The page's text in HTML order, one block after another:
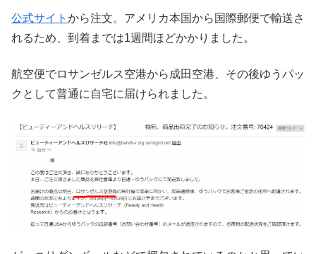
公式サイト から注文。アメリカ本国から国際郵便で輸送さ
れるため、到着までは1週間ほどかかりました。
航空便でロサンゼルス空港から成田空港、その後ゆうパッ
クとして普通に自宅に届けられました。